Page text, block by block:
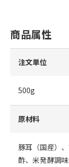
商品属性
注文単位
500g
原材料
豚耳（国産）
酢、米発酵調